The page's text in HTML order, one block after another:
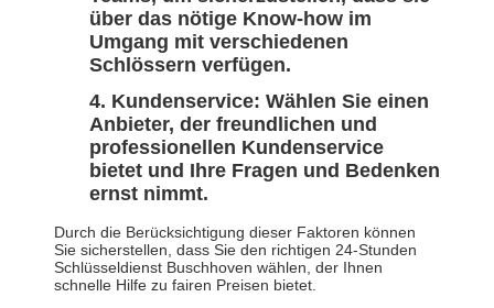
über das nötige Know-how im
Umgang mit verschiedenen
Schlössern verfügen.
Kundenservice: Wählen Sie einen
Anbieter, der freundlichen und
professionellen Kundenservice
bietet und Ihre Fragen und Bedenken
ernst nimmt.
Durch die Berücksichtigung dieser Faktoren können
Sie sicherstellen, dass Sie den richtigen 24-Stunden
Schlüsseldienst Buschhoven wählen, der Ihnen
schnelle Hilfe zu fairen Preisen bietet.